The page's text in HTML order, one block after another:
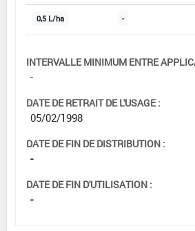
0,5 L/ha -
INTERVALLE MINIMUM ENTRE
-
DATE DE RETRAIT DE L'USAGE :
05/02/1998
DATE DE FIN DE DISTRIBUTION :
-
DATE DE FIN D'UTILISATION :
-